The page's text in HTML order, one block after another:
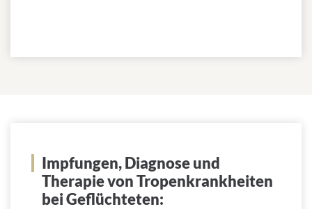
Impfungen, Diagnose und
Therapie von Tropenkrankheiten
bei Geflüchteten: